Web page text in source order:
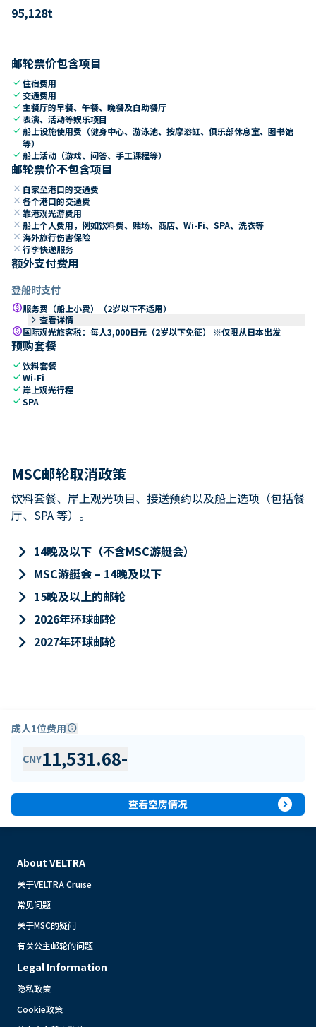
95,128t
邮轮票价包含项目
check住宿费用
check 交通费用
check 主餐厅的早餐、午餐、晚餐及自助餐厅
check表演、活动等娱乐项目
check船上设施使用费（健身中心、游泳池、按摩浴缸、俱乐部休息室、图书馆
等）
check船上活动（游戏、问答、手工课程等）
邮轮票价不包含项目
close 自家至港口的交通费
close 各个港口的交通费
close 靠港观光游费用
close 船上个人费用，例如饮料费、赌场、商店、Wi-Fi、SPA、洗衣等
close 海外旅行伤害保险
close 行李快递服务
额外支付费用
登船时支付
paid服务费（船上小费）（2岁以下不适用）
keyboard_arrow_right 查看详情
paid国际观光旅客税：每人3,000日元（2岁以下免征） ※仅限从日本出发
预购套餐
check饮料套餐
checkWi-Fi
check 岸上观光行程
checkSPA
MSC邮轮取消政策
饮料套餐、岸上观光项目、接送预约以及船上选项（包括餐
厅、SPA 等）。
keyboard_arrow_right 14晚及以下（不含MSC游艇会）
keyboard_arrow_right MSC游艇会 – 14晚及以下
keyboard_arrow_right 15晚及以上的邮轮
keyboard_arrow_right 2026年环球邮轮
keyboard_arrow_right 2027年环球邮轮
成人1位费用info
CNY11,531.68-
查看空房情况 expand_circle_right
About VELTRA
关于VELTRA Cruise
常见问题
关于MSC的疑问
有关公主邮轮的问题
Legal Information
隐私政策
Cookie政策